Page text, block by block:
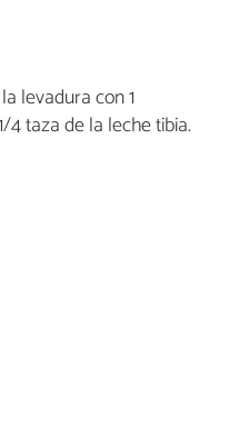
levadura con 1
taza de la leche tibia.